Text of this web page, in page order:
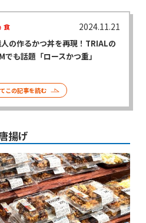
食 2024.11.21
の作るかつ丼を再現！TRIALの
でも話題「ロースかつ重」
この記事を読む
揚げ